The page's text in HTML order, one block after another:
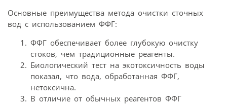
Основные преимущества метода очистки сточных
вод с использованием ФФГ:
ФФГ обеспечивает более глубокую очистку
стоков, чем традиционные реагенты.
Биологический тест на экотоксичность воды
показал, что вода, обработанная ФФГ,
нетоксична.
В отличие от обычных реагентов ФФГ